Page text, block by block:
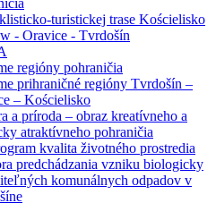
turistickej trase Kościelisko
- Oravice - Tvrdošín
regióny pohraničia
prihraničné regióny Tvrdošín –
– Kościelisko
a príroda – obraz kreatívneho a
atraktívneho pohraničia
kvalita životného prostredia
predchádzania vzniku biologicky
komunálnych odpadov v